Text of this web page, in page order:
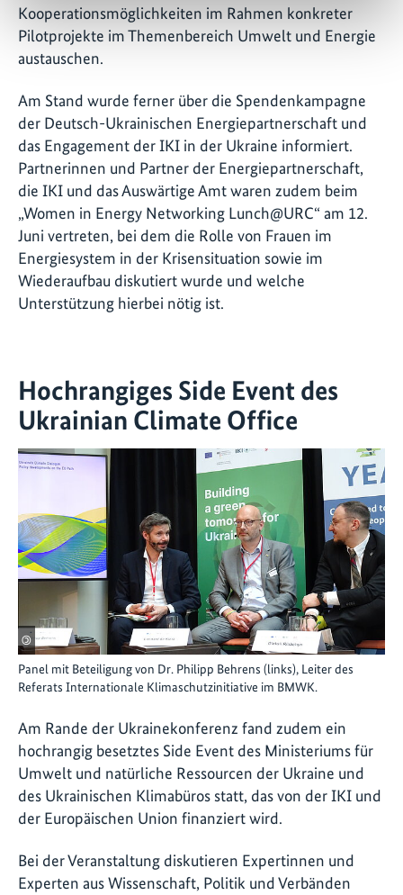
Kooperationsmöglichkeiten im Rahmen konkreter
Pilotprojekte im Themenbereich Umwelt und Energie
austauschen.
Am Stand wurde ferner über die Spendenkampagne
der Deutsch-Ukrainischen Energiepartnerschaft und
das Engagement der IKI in der Ukraine informiert.
Partnerinnen und Partner der Energiepartnerschaft,
die IKI und das Auswärtige Amt waren zudem beim
„Women in Energy Networking Lunch@URC“ am 12.
Juni vertreten, bei dem die Rolle von Frauen im
Energiesystem in der Krisensituation sowie im
Wiederaufbau diskutiert wurde und welche
Unterstützung hierbei nötig ist.
Hochrangiges Side Event des
Ukrainian Climate Office
©
Panel mit Beteiligung von Dr. Philipp Behrens (links), Leiter des
Referats Internationale Klimaschutzinitiative im BMWK.
Am Rande der Ukrainekonferenz fand zudem ein
hochrangig besetztes Side Event des Ministeriums für
Umwelt und natürliche Ressourcen der Ukraine und
des Ukrainischen Klimabüros statt, das von der IKI und
der Europäischen Union finanziert wird.
Bei der Veranstaltung diskutieren Expertinnen und
Experten aus Wissenschaft, Politik und Verbänden